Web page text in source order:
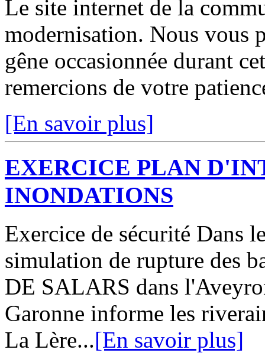
Le site internet de la
modernisation. Nous vous
gêne occasionnée durant
remercions de votre
[En savoir plus]
EXERCICE PLAN
INONDATIONS
Exercice de sécurité Dans
simulation de rupture des
DE SALARS dans
Garonne informe les
La Lère...[En savoir plus]